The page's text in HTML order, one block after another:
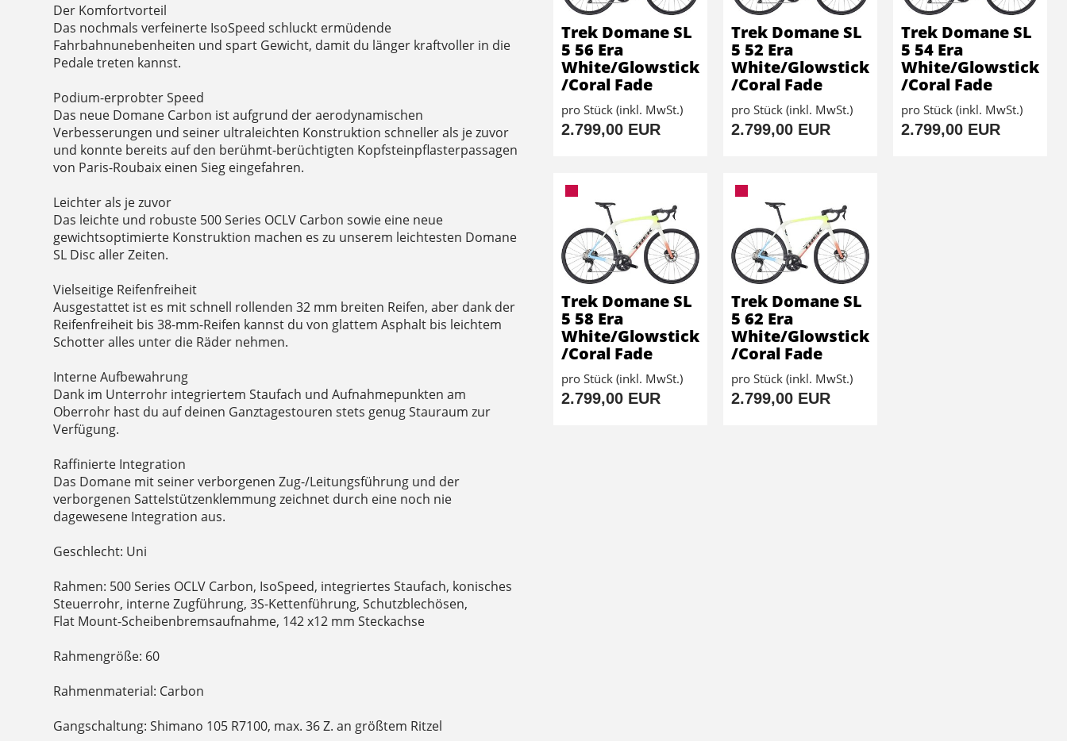
Der Komfortvorteil
Das nochmals verfeinerte IsoSpeed schluckt ermüdende
Fahrbahnunebenheiten und spart Gewicht, damit du länger kraftvoller in die
Pedale treten kannst.
Podium-erprobter Speed
Das neue Domane Carbon ist aufgrund der aerodynamischen
Verbesserungen und seiner ultraleichten Konstruktion schneller als je zuvor
und konnte bereits auf den berühmt-berüchtigten Kopfsteinpflasterpassagen
von Paris-Roubaix einen Sieg eingefahren.
Leichter als je zuvor
Das leichte und robuste 500 Series OCLV Carbon sowie eine neue
gewichtsoptimierte Konstruktion machen es zu unserem leichtesten Domane
SL Disc aller Zeiten.
Vielseitige Reifenfreiheit
Ausgestattet ist es mit schnell rollenden 32 mm breiten Reifen, aber dank der
Reifenfreiheit bis 38-mm-Reifen kannst du von glattem Asphalt bis leichtem
Schotter alles unter die Räder nehmen.
Interne Aufbewahrung
Dank im Unterrohr integriertem Staufach und Aufnahmepunkten am
Oberrohr hast du auf deinen Ganztagestouren stets genug Stauraum zur
Verfügung.
Raffinierte Integration
Das Domane mit seiner verborgenen Zug-/Leitungsführung und der
verborgenen Sattelstützenklemmung zeichnet durch eine noch nie
dagewesene Integration aus.
Geschlecht: Uni
Rahmen: 500 Series OCLV Carbon, IsoSpeed, integriertes Staufach, konisches
Steuerrohr, interne Zugführung, 3S-Kettenführung, Schutzblechösen,
Flat Mount-Scheibenbremsaufnahme, 142 x12 mm Steckachse
Rahmengröße: 60
Rahmenmaterial: Carbon
Gangschaltung: Shimano 105 R7100, max. 36 Z. an größtem Ritzel
Trek Domane SL
5 56 Era
White/Glowstick
/Coral Fade
pro Stück (inkl. MwSt.)
2.799,00 EUR
Trek Domane SL
5 52 Era
White/Glowstick
/Coral Fade
pro Stück (inkl. MwSt.)
2.799,00 EUR
Trek Domane SL
5 54 Era
White/Glowstick
/Coral Fade
pro Stück (inkl. MwSt.)
2.799,00 EUR
Trek Domane SL
5 58 Era
White/Glowstick
/Coral Fade
pro Stück (inkl. MwSt.)
2.799,00 EUR
Trek Domane SL
5 62 Era
White/Glowstick
/Coral Fade
pro Stück (inkl. MwSt.)
2.799,00 EUR